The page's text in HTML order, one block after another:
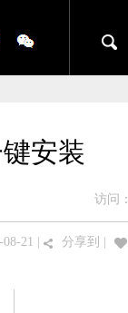
安装
访问：
08-21 | 分享到